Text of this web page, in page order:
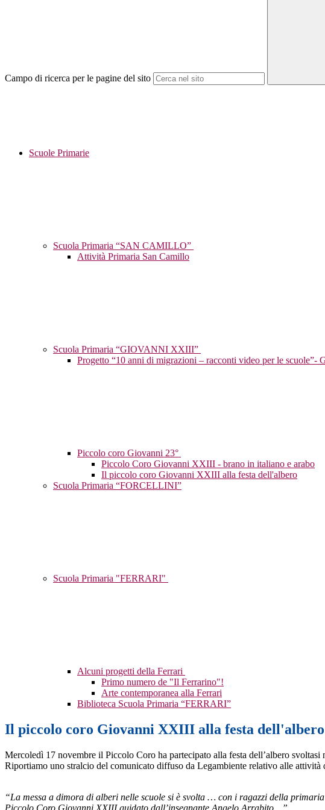
Campo di ricerca per le pagine del sito
Scuole Primarie
Scuola Primaria “SAN CAMILLO”
Attività Primaria San Camillo
Scuola Primaria “GIOVANNI XXIII”
Progetto “10 anni di migrazioni – racconti video per le
Piccolo coro Giovanni 23°
Piccolo Coro Giovanni XXIII - brano in italiano e arabo
Il piccolo coro Giovanni XXIII alla festa dell'albero
Scuola Primaria “FORCELLINI”
Scuola Primaria "FERRARI"
Alcuni progetti della Ferrari
Primo numero de "Il Ferrarino"!
Arte contemporanea alla Ferrari
Biblioteca Scuola Primaria “FERRARI”
Il piccolo coro Giovanni XXIII alla festa dell'albero
Mercoledì 17 novembre il Piccolo Coro ha partecipato alla festa dell’albero
Riportiamo uno stralcio del comunicato diffuso da Legambiente relativo alle
“La messa a dimora di alberi nelle scuole si è svolta … con i ragazzi della